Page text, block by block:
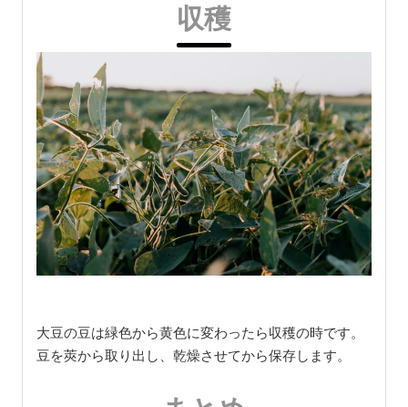
収穫
大豆の豆は緑色から黄色に変わったら収穫の時です。
豆を莢から取り出し、乾燥させてから保存します。